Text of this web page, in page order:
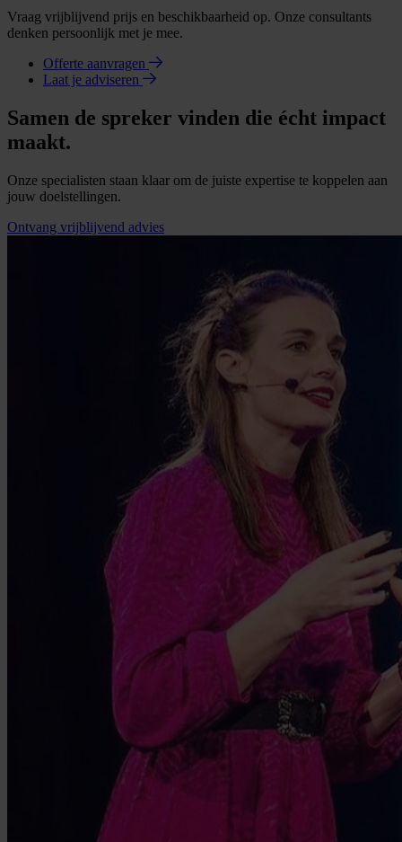
Vraag vrijblijvend prijs en beschikbaarheid op. Onze consultants
denken persoonlijk met je mee.
Offerte aanvragen
Laat je adviseren
Samen de spreker vinden die écht impact
maakt.
Onze specialisten staan klaar om de juiste expertise te koppelen aan
jouw doelstellingen.
Ontvang vrijblijvend advies